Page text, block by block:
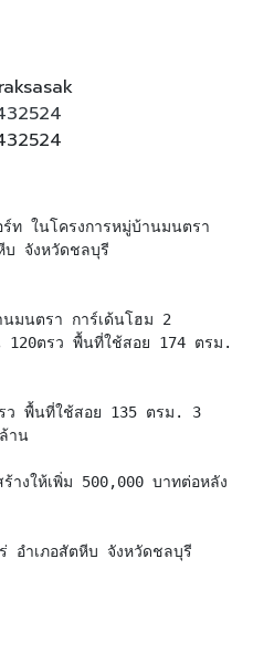
ร์ท ในโครงการหมู่บ้านมนตรา
บ จังหวัดชลบุรี
นมนตรา การ์เด้นโฮม 2
120ตรว พื้นที่ใช้สอย 174 ตรม.
พื้นที่ใช้สอย 135 ตรม. 3
าน
างให้เพิ่ม 500,000 บาทต่อหลัง
อำเภอสัตหีบ จังหวัดชลบุรี